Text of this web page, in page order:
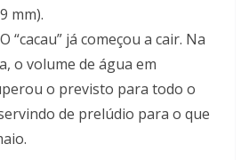
mm).
O “cacau” já começou a cair. Na
o volume de água em
o previsto para todo o
de prelúdio para o que